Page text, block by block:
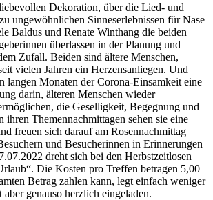
Dekoration, über die Lied- und
ungewöhnlichen Sinneserlebnissen für Nase
Baldus und Renate Winthang die beiden
überlassen in der Planung und
Zufall. Beiden sind ältere Menschen,
vielen Jahren ein Herzensanliegen. Und
langen Monaten der Corona-Einsamkeit eine
darin, älteren Menschen wieder
die Geselligkeit, Begegnung und
ihren Themennachmittagen sehen sie eine
freuen sich darauf am Rosennachmittag
und Besucherinnen in Erinnerungen
dreht sich bei den Herbstzeitlosen
Die Kosten pro Treffen betragen 5,00
Betrag zahlen kann, legt einfach weniger
genauso herzlich eingeladen.